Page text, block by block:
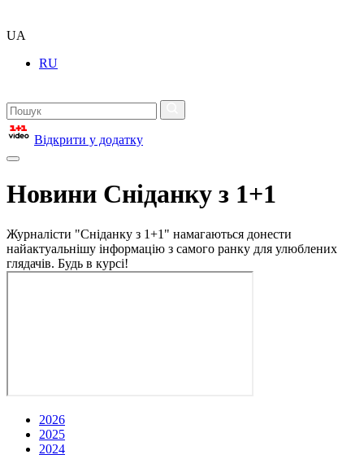
UA
RU
Відкрити у додатку
Новини Сніданку з 1+1
Журналісти "Сніданку з 1+1" намагаються донести
найактуальнішу інформацію з самого ранку для улюблених
глядачів. Будь в курсі!
2026
2025
2024